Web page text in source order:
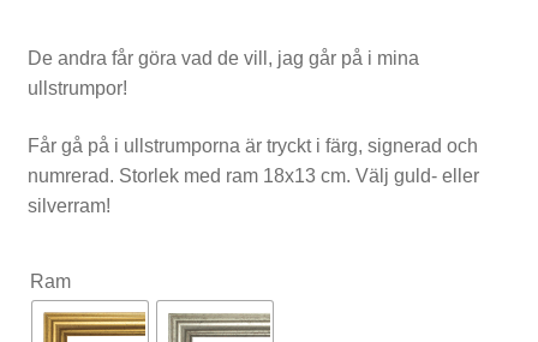
De andra får göra vad de vill, jag går på i mina
ullstrumpor!
Får gå på i ullstrumporna är tryckt i färg, signerad och
numrerad. Storlek med ram 18x13 cm. Välj guld- eller
silverram!
Ram